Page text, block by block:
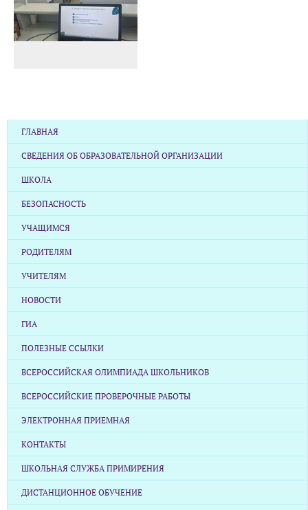
ГЛАВНАЯ
СВЕДЕНИЯ ОБ ОБРАЗОВАТЕЛЬНОЙ ОРГАНИЗАЦИИ
ШКОЛА
БЕЗОПАСНОСТЬ
УЧАЩИМСЯ
РОДИТЕЛЯМ
УЧИТЕЛЯМ
НОВОСТИ
ГИА
ПОЛЕЗНЫЕ ССЫЛКИ
ВСЕРОССИЙСКАЯ ОЛИМПИАДА ШКОЛЬНИКОВ
ВСЕРОССИЙСКИЕ ПРОВЕРОЧНЫЕ РАБОТЫ
ЭЛЕКТРОННАЯ ПРИЕМНАЯ
КОНТАКТЫ
ШКОЛЬНАЯ СЛУЖБА ПРИМИРЕНИЯ
ДИСТАНЦИОННОЕ ОБУЧЕНИЕ